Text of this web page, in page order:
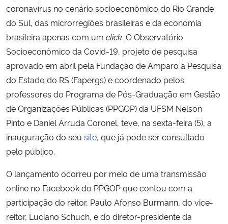
Ministério do Meio Ambiente
Ministério do Turismo
Ministério do Desenvolvimento Regional
Controladoria-Geral da União
Ministério da Mulher, da Família e dos Direitos Humanos
Secretaria-Geral
Secretaria de Governo
Gabinete de Segurança Institucional
coronavírus no cenário socioeconômico do Rio Grande
do Sul, das microrregiões brasileiras e da economia
brasileira apenas com um click. O Observatório
Socioeconômico da Covid-19, projeto de pesquisa
aprovado em abril pela Fundação de Amparo à Pesquisa
do Estado do RS (Fapergs) e coordenado pelos
professores do Programa de Pós-Graduação em Gestão
de Organizações Públicas (PPGOP) da UFSM Nelson
Pinto e Daniel Arruda Coronel, teve, na sexta-feira (5), a
inauguração do seu site, que já pode ser consultado
pelo público.
O lançamento ocorreu por meio de uma transmissão
online no Facebook do PPGOP que contou com a
participação do reitor, Paulo Afonso Burmann, do vice-
reitor, Luciano Schuch, e do diretor-presidente da